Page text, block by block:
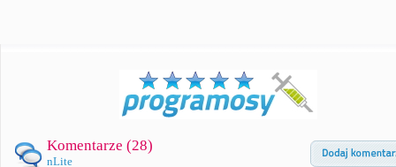
Komentarze (28)
nLite